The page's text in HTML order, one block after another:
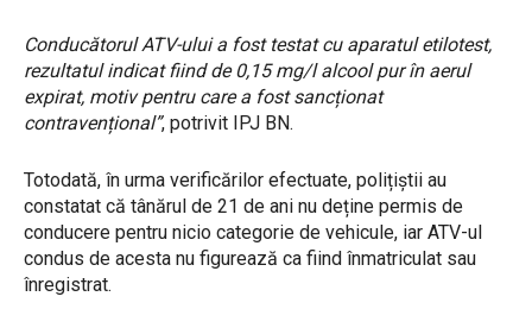
Conducătorul ATV-ului a fost testat cu aparatul etilotest,
rezultatul indicat fiind de 0,15 mg/l alcool pur în aerul
expirat, motiv pentru care a fost sancționat
contravențional”, potrivit IPJ BN.
Totodată, în urma verificărilor efectuate, polițiștii au
constatat că tânărul de 21 de ani nu deține permis de
conducere pentru nicio categorie de vehicule, iar ATV-ul
condus de acesta nu figurează ca fiind înmatriculat sau
înregistrat.